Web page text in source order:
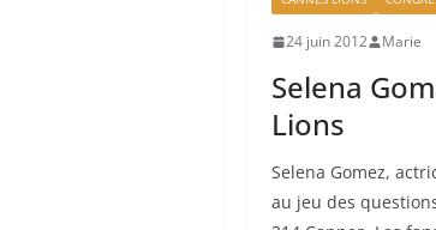
24 juin 2012 Marie
Selena
Lions
Selena Gomez,
au jeu des